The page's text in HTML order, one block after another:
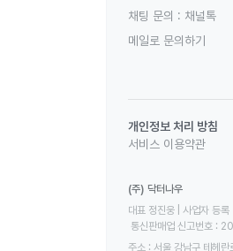
채팅 문의 : 채널톡
메일로 문의하기
개인정보 처리 방침
서비스 이용약관
(주) 닥터나우
대표 정진웅 | 사업자
통신판매업 신고번호
주소 : 서울 강남구 테헤